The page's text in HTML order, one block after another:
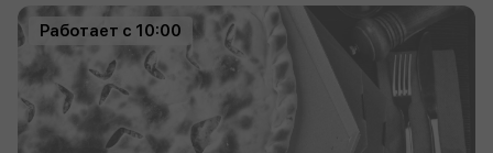
Работает с 10:00